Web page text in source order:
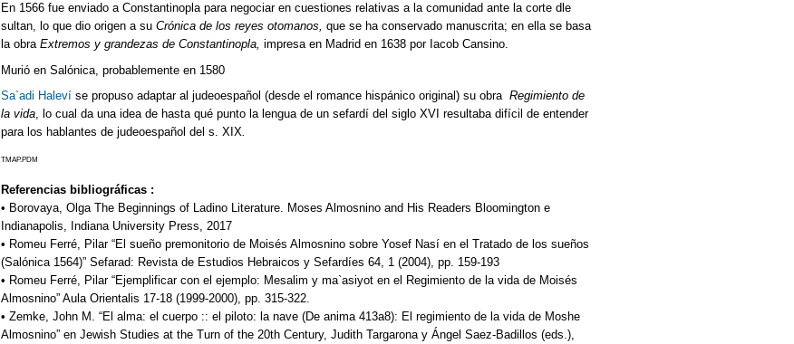
En 1566 fue enviado a Constantinopla para negociar en cuestiones relativas a la comunidad ante la corte dle
sultan, lo que dio origen a su Crónica de los reyes otomanos, que se ha conservado manuscrita; en ella se basa
la obra Extremos y grandezas de Constantinopla, impresa en Madrid en 1638 por Iacob Cansino.
Murió en Salónica, probablemente en 1580
Sa`adi Haleví se propuso adaptar al judeoespañol (desde el romance hispánico original) su obra Regimiento de
la vida, lo cual da una idea de hasta qué punto la lengua de un sefardí del siglo XVI resultaba difícil de entender
para los hablantes de judeoespañol del s. XIX.
TMAP.PDM
Referencias bibliográficas :
• Borovaya, Olga The Beginnings of Ladino Literature. Moses Almosnino and His Readers Bloomington e
Indianapolis, Indiana University Press, 2017
• Romeu Ferré, Pilar “El sueño premonitorio de Moisés Almosnino sobre Yosef Nasí en el Tratado de los sueños
(Salónica 1564)” Sefarad: Revista de Estudios Hebraicos y Sefardíes 64, 1 (2004), pp. 159-193
• Romeu Ferré, Pilar “Ejemplificar con el ejemplo: Mesalim y ma`asiyot en el Regimiento de la vida de Moisés
Almosnino” Aula Orientalis 17-18 (1999-2000), pp. 315-322.
• Zemke, John M. “El alma: el cuerpo :: el piloto: la nave (De anima 413a8): El regimiento de la vida de Moshe
Almosnino” en Jewish Studies at the Turn of the 20th Century, Judith Targarona y Ángel Saez-Badillos (eds.),